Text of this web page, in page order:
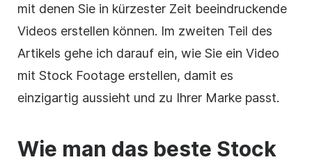
mit denen Sie in kürzester Zeit beeindruckende
Videos erstellen können. Im zweiten Teil des
Artikels gehe ich darauf ein, wie Sie ein Video
mit Stock Footage erstellen, damit es
einzigartig aussieht und zu Ihrer Marke passt.
Wie man das beste Stock